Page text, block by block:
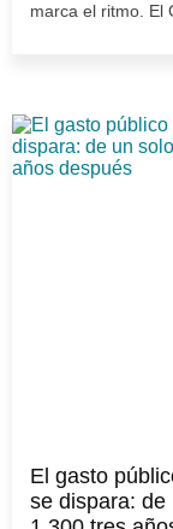
marca el ritmo. El
El gasto
se dispara: de